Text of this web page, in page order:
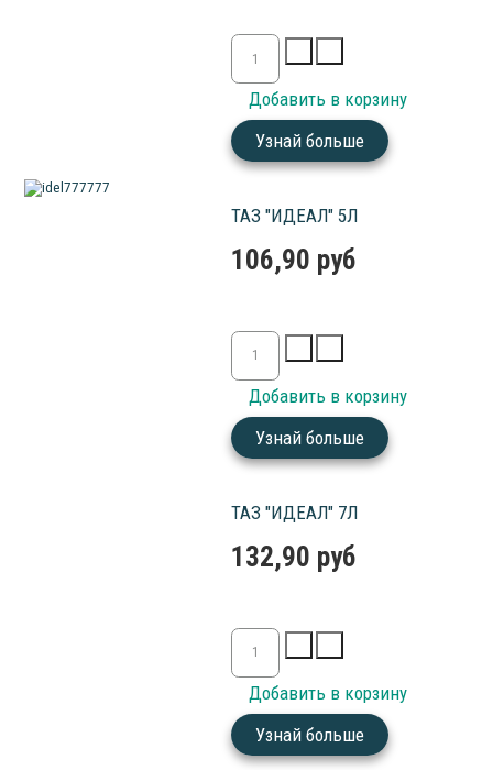
Узнай больше
ТАЗ "ИДЕАЛ" 5Л
106,90 руб
Узнай больше
ТАЗ "ИДЕАЛ" 7Л
132,90 руб
Узнай больше